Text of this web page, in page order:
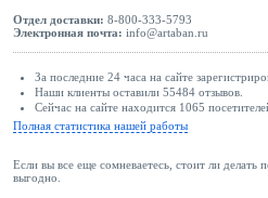
Отдел доставки: 8-800-333-5793
Электронная почта: info@artaban.ru
За последние 24 часа на сайте
Наши клиенты оставили 55484 отзывов.
Сейчас на сайте находится 1065
Полная статистика нашей работы
Если вы все еще сомневаетесь, стоит ли делать
выгодно.